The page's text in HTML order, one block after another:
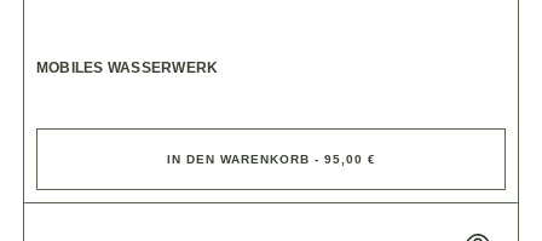
MOBILES WASSERWERK
IN DEN WARENKORB - 95,00 €